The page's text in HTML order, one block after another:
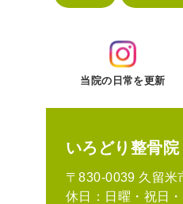
当院の日常を更新
いろどり整骨院
〒830-0039 久留米
休日：日曜・祝日